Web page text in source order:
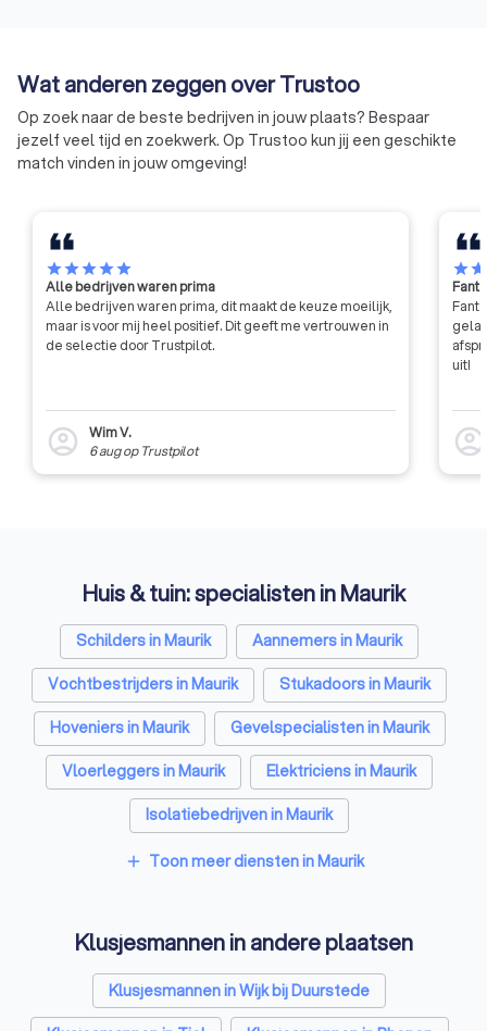
belangrijke zaken in de wet- en
regelgeving.
volledig
Wat anderen zeggen over Trustoo
Op zoek naar de beste bedrijven in jouw plaats? Bespaar
jezelf veel tijd en zoekwerk. Op Trustoo kun jij een geschikte
match vinden in jouw omgeving!
starstarstarstarstar
Alle bedrijven waren prima
Alle bedrijven waren prima, dit maakt de keuze moeilijk,
maar is voor mij heel positief. Dit geeft me vertrouwen in
de selectie door Trustpilot.
account_circle
Wim V.
6 augop Trustpilot
starstar
uit!
account_circle
Huis & tuin: specialisten in Maurik
Schilders in Maurik
Aannemers in Maurik
Vochtbestrijders in Maurik
Stukadoors in Maurik
Hoveniers in Maurik
Gevelspecialisten in Maurik
Vloerleggers in Maurik
Elektriciens in Maurik
Isolatiebedrijven in Maurik
Ongediertebestrijders in Maurik
Zonwering specialisten in Maurik
Badkamer installateurs in Maurik
add Toon meer diensten in Maurik
Klusjesmannen in andere plaatsen
Klusjesmannen in Wijk bij Duurstede